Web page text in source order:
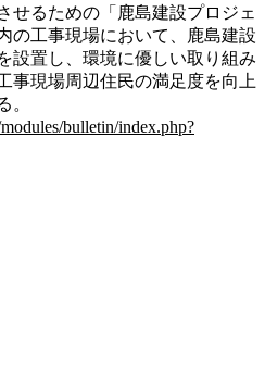
せるための「鹿島建設プロジェ
の工事現場において、鹿島建設
設置し、環境に優しい取り組み
事現場周辺住民の満足度を向上
。
bulletin/index.php?